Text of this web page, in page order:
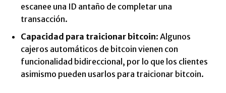
escanee una ID antaño de completar una
transacción.
Capacidad para traicionar bitcoin: Algunos
cajeros automáticos de bitcoin vienen con
funcionalidad bidireccional, por lo que los clientes
asimismo pueden usarlos para traicionar bitcoin.